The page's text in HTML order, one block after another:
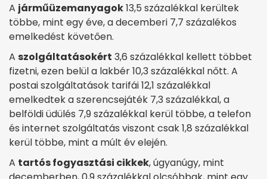
A járműüzemanyagok13,5 százalékkal kerültek
többe, mint egy éve, a decemberi 7,7 százalékos
emelkedést követően.
A szolgáltatásokért 3,6 százalékkal kellett többet
fizetni, ezen belül a lakbér 10,3 százalékkal nőtt. A
postai szolgáltatások tarifái 12,1 százalékkal
emelkedtek a szerencsejáték 7,3 százalékkal, a
belföldi üdülés 7,9 százalékkal kerül többe, a telefon
és internet szolgáltatás viszont csak 1,8 százalékkal
kerül többe, mint a múlt év elején.
A tartós fogyasztási cikkek, úgyanúgy, mint